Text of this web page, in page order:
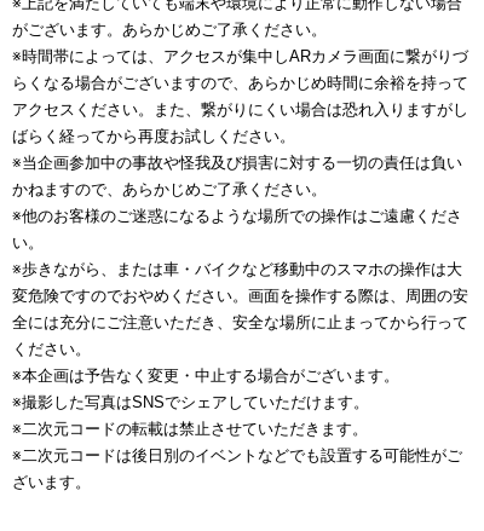
2018.01.05
コラボレーションカフェ メニュー・特典・グッズ情報更新！
2017.12.21
コラボレーションカフェ開催決定！
げまげま更新
2017.10.23
げまげま更新
2017.08.21
げまげま更新
2017.06.21
げまげま更新
2017.04.21
げまげま更新
2016.06.09
デ・ジ・キャラットミュージアム開催決定！
2015.12.22
『Di Gi Charat』LINEスタンプ｢ぴよこ｣｢P・K・O｣販売開始！
2015.08.21
がございます。あらかじめご了承ください。
※時間帯によっては、アクセスが集中しARカメラ画面に繋がりづ
らくなる場合がございますので、あらかじめ時間に余裕を持って
アクセスください。また、繋がりにくい場合は恐れ入りますがし
ばらく経ってから再度お試しください。
※当企画参加中の事故や怪我及び損害に対する一切の責任は負い
かねますので、あらかじめご了承ください。
※他のお客様のご迷惑になるような場所での操作はご遠慮くださ
い。
※歩きながら、または車・バイクなど移動中のスマホの操作は大
変危険ですのでおやめください。画面を操作する際は、周囲の安
全には充分にご注意いただき、安全な場所に止まってから行って
ください。
※本企画は予告なく変更・中止する場合がございます。
※撮影した写真はSNSでシェアしていただけます。
※二次元コードの転載は禁止させていただきます。
※二次元コードは後日別のイベントなどでも設置する可能性がご
ざいます。